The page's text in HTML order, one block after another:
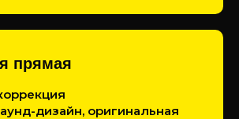
прямая
дизайн, оригинальная